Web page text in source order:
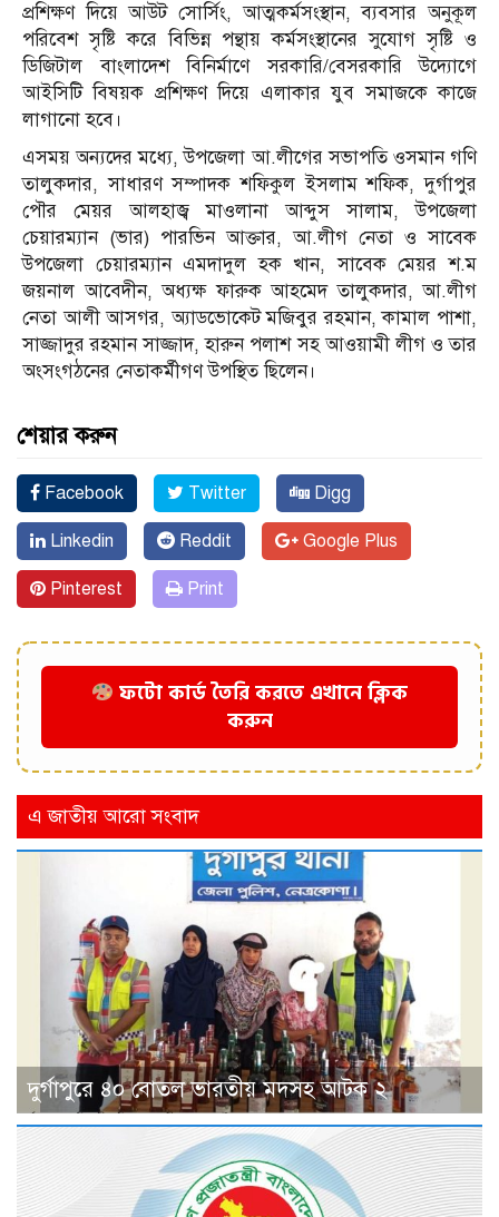
প্রশিক্ষণ দিয়ে আউট সোর্সিং, আত্মকর্মসংস্থান, ব্যবসার অনুকূল
পরিবেশ সৃষ্টি করে বিভিন্ন পন্থায় কর্মসংস্থানের সুযোগ সৃষ্টি ও
ডিজিটাল বাংলাদেশ বিনির্মাণে সরকারি/বেসরকারি উদ্যোগে
আইসিটি বিষয়ক প্রশিক্ষণ দিয়ে এলাকার যুব সমাজকে কাজে
লাগানো হবে।
এসময় অন্যদের মধ্যে, উপজেলা আ.লীগের সভাপতি ওসমান গণি
তালুকদার, সাধারণ সম্পাদক শফিকুল ইসলাম শফিক, দুর্গাপুর
পৌর মেয়র আলহাজ্ব মাওলানা আব্দুস সালাম, উপজেলা
চেয়ারম্যান (ভার) পারভিন আক্তার, আ.লীগ নেতা ও সাবেক
উপজেলা চেয়ারম্যান এমদাদুল হক খান, সাবেক মেয়র শ.ম
জয়নাল আবেদীন, অধ্যক্ষ ফারুক আহমেদ তালুকদার, আ.লীগ
নেতা আলী আসগর, অ্যাডভোকেট মজিবুর রহমান, কামাল পাশা,
সাজ্জাদুর রহমান সাজ্জাদ, হারুন পলাশ সহ আওয়ামী লীগ ও তার
অংসংগঠনের নেতাকর্মীগণ উপস্থিত ছিলেন।
শেয়ার করুন
Facebook Twitter Digg
Linkedin Reddit Google Plus
Pinterest Print
ফটো কার্ড তৈরি করতে এখানে ক্লিক
করুন
এ জাতীয় আরো সংবাদ
দুর্গাপুরে ৪০ বোতল ভারতীয় মদসহ আটক ২